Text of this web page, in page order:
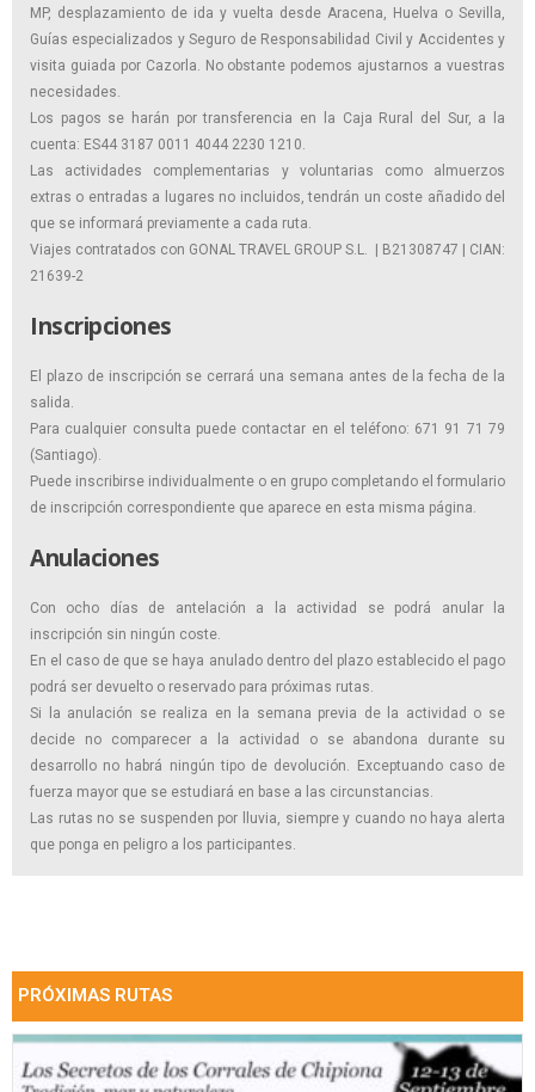
MP, desplazamiento de ida y vuelta desde Aracena, Huelva o Sevilla,
Guías especializados y Seguro de Responsabilidad Civil y Accidentes y
visita guiada por Cazorla. No obstante podemos ajustarnos a vuestras
necesidades.
Los pagos se harán por transferencia en la Caja Rural del Sur, a la
cuenta: ES44 3187 0011 4044 2230 1210.
Las actividades complementarias y voluntarias como almuerzos
extras o entradas a lugares no incluidos, tendrán un coste añadido del
que se informará previamente a cada ruta.
Viajes contratados con GONAL TRAVEL GROUP S.L. | B21308747 | CIAN:
21639-2
Inscripciones
El plazo de inscripción se cerrará una semana antes de la fecha de la
salida.
Para cualquier consulta puede contactar en el teléfono: 671 91 71 79
(Santiago).
Puede inscribirse individualmente o en grupo completando el formulario
de inscripción correspondiente que aparece en esta misma página.
Anulaciones
Con ocho días de antelación a la actividad se podrá anular la
inscripción sin ningún coste.
En el caso de que se haya anulado dentro del plazo establecido el pago
podrá ser devuelto o reservado para próximas rutas.
Si la anulación se realiza en la semana previa de la actividad o se
decide no comparecer a la actividad o se abandona durante su
desarrollo no habrá ningún tipo de devolución. Exceptuando caso de
fuerza mayor que se estudiará en base a las circunstancias.
Las rutas no se suspenden por lluvia, siempre y cuando no haya alerta
que ponga en peligro a los participantes.
PRÓXIMAS RUTAS